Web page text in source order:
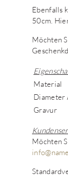
Ebenfalls
50cm.
Möchten
Material
Diameter
Gravur
Möchten